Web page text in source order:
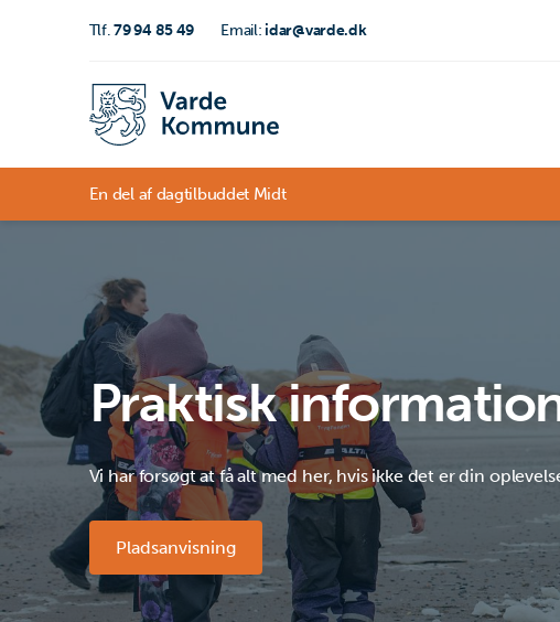
Tlf.79 94 85 49 Email: idar@varde.dk
En del af dagtilbuddet Midt
Praktisk
Vi har forsøgt at få alt med her, hvis ikke det er din
Pladsanvisning